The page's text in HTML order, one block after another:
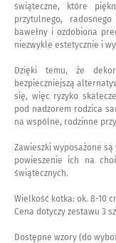
świąteczne, które
przytulnego,
bawełny i ozdobiona
niezwykle estetycznie i
Dzięki temu, że
bezpieczniejszą
się, więc ryzyko
pod nadzorem rodzica
na wspólne, rodzinne
Zawieszki wyposażone
powieszenie ich na
świątecznych.
Wielkość kotka: ok. 8-10
Cena dotyczy zestawu 3
Dostępne wzory (do